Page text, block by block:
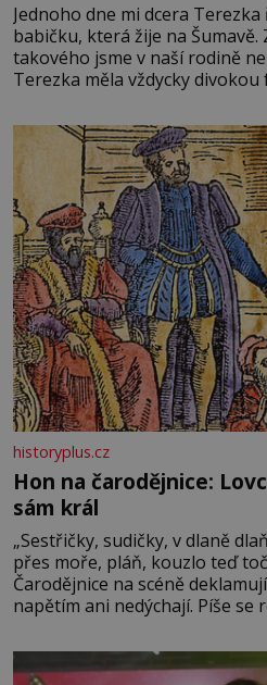
Jednoho dne mi dcera
babičku, která žije na
takového jsme v naší rodině
Terezka měla vždycky
zdálo o jednorožcích,
rytířích a létajících dracích.
historyplus.cz
Hon na čarodějnice:
sám král
„Sestřičky, sudičky, v dlaně
přes moře, pláň, kouzlo teď
Čarodějnice na scéně
napětím ani nedýchají. Píše se
Tragédii o Macbethovi.
v roce 1603 vystřídal